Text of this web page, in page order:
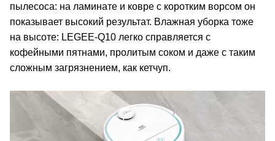
пылесоса: на ламинате и ковре с коротким ворсом он
показывает высокий результат. Влажная уборка тоже
на высоте: LEGEE-Q10 легко справляется с
кофейными пятнами, пролитым соком и даже с таким
сложным загрязнением, как кетчуп.